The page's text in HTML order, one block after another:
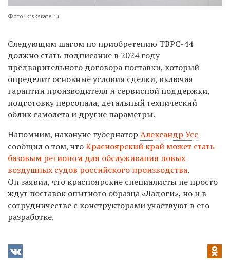
Фото: krskstate.ru
Следующим шагом по приобретению ТВРС-44
должно стать подписание в 2024 году
предварительного договора поставки, который
определит основные условия сделки, включая
гарантии производителя и сервисной поддержки,
подготовку персонала, детальный технический
облик самолета и другие параметры.
Напомним, накануне губернатор Александр Усс
сообщил о том, чтоКрасноярский край может стать
базовым регионом для обслуживания новых
воздушных судов российского производства.
Он заявил, что красноярские специалисты не просто
ждут поставок опытного образца «Ладоги», но и в
сотрудничестве с конструкторами участвуют в его
разработке.